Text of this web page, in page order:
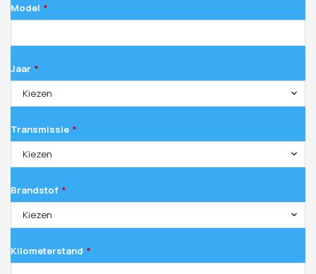
Model *
Jaar *
Kiezen
Transmissie *
Kiezen
Brandstof *
Kiezen
Kilometerstand *